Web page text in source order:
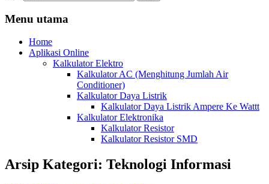
Menu utama
Home
Aplikasi Online
Kalkulator Elektro
Kalkulator AC (Menghitung Jumlah Air
Conditioner)
Kalkulator Daya Listrik
Kalkulator Daya Listrik Ampere Ke Wattt
Kalkulator Elektronika
Kalkulator Resistor
Kalkulator Resistor SMD
Arsip Kategori: Teknologi Informasi